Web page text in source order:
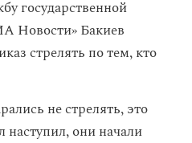
государственной
Новости» Бакиев
стрелять по тем, кто
не стрелять, это
наступил, они начали